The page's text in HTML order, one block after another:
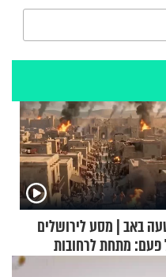
באב | מסע לירושלים
מתחת לרחובות